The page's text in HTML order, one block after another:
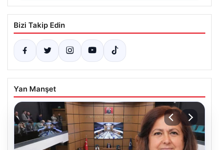
Bizi Takip Edin
Yan Manşet